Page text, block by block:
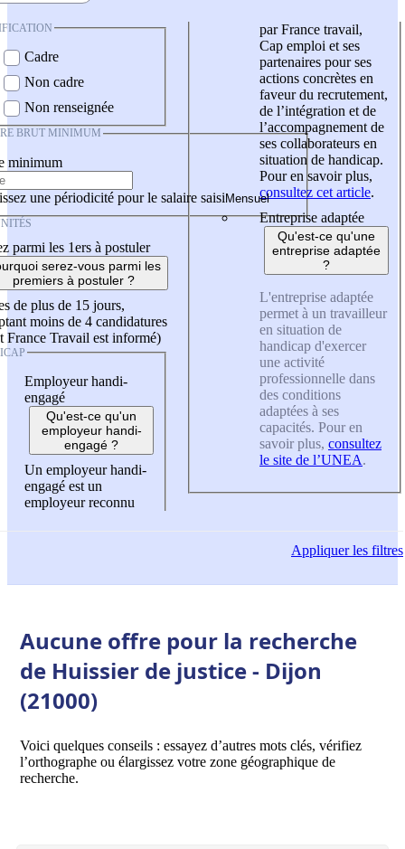
Cadre
Non cadre
Non renseignée
BRUT MINIMUM
minimum
une périodicité pour le salaire saisi
parmi les 1ers à postuler
serez-vous parmi les
premiers à postuler ?
de plus de 15 jours,
moins de 4 candidatures
France Travail est informé)
Employeur handi-
engagé
Qu'est-ce qu'un
employeur handi-
engagé ?
Un employeur handi-
engagé est un
employeur reconnu
par France travail,
Cap emploi et ses
partenaires pour ses
actions concrètes en
faveur du recrutement,
de l’intégration et de
l’accompagnement de
ses collaborateurs en
situation de handicap.
Pour en savoir plus,
consultez cet article.
Entreprise adaptée
Qu'est-ce qu'une
entreprise adaptée
?
L'entreprise adaptée
permet à un travailleur
en situation de
handicap d'exercer
une activité
professionnelle dans
des conditions
adaptées à ses
capacités. Pour en
savoir plus, consultez
le site de l’UNEA.
Appliquerles filtres
Aucune offre pour la recherche
de Huissier de justice - Dijon
(21000)
Voici quelques conseils : essayez d’autres mots clés, vérifiez
l’orthographe ou élargissez votre zone géographique de
recherche.